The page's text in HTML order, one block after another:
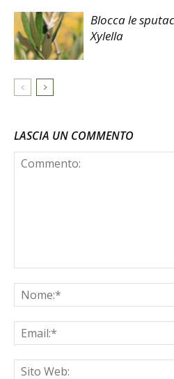
Blocca le
Xylella
LASCIA UN COMMENTO